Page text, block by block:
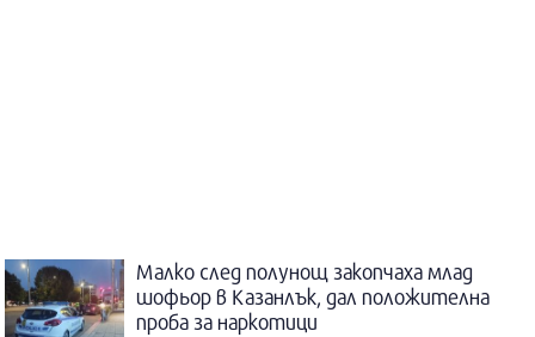
Малко след полунощ закопчаха млад
шофьор в Казанлък, дал положителна
проба за наркотици